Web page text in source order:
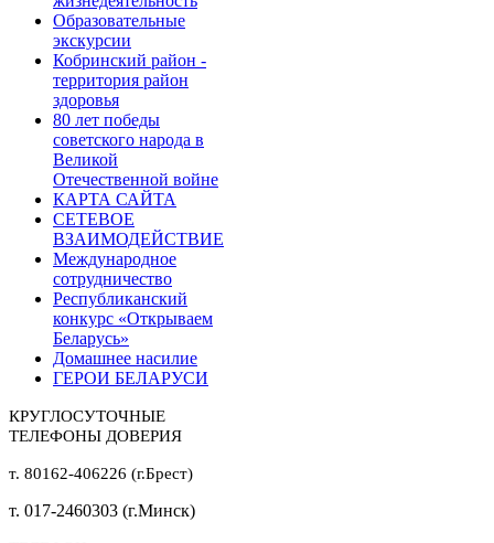
Образовательные
экскурсии
Кобринский район -
территория район
здоровья
80 лет победы
советского народа в
Великой
Отечественной войне
КАРТА САЙТА
СЕТЕВОЕ
ВЗАИМОДЕЙСТВИЕ
Международное
сотрудничество
Республиканский
конкурс «Открываем
Беларусь»
Домашнее насилие
ГЕРОИ БЕЛАРУСИ
КРУГЛОСУТОЧНЫЕ
ТЕЛЕФОНЫ ДОВЕРИЯ
т. 80162-406226 (г.Брест)
т. 017-2460303 (г.Минск)